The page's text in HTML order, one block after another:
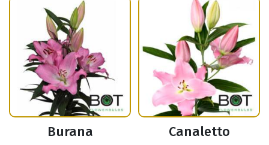
Burana Canaletto